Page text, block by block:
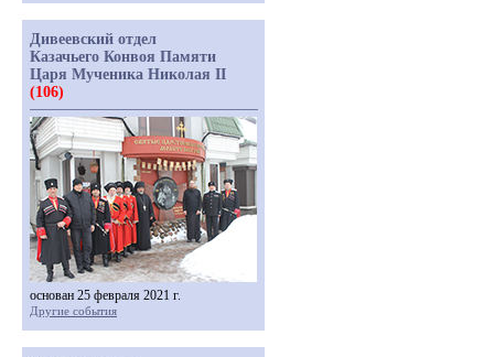
Дивеевский отдел
Казачьего Конвоя Памяти
Царя Мученика Николая II
(106)
основан 25 февраля 2021 г.
Другие события